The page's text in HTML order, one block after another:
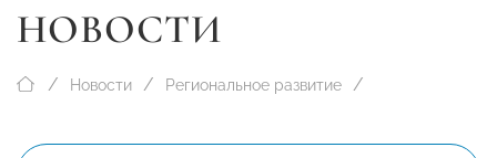
НОВОСТИ
Новости Региональное развитие